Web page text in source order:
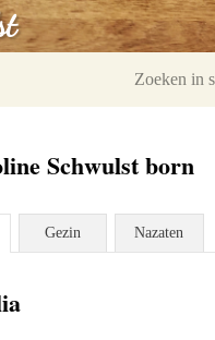
Schwulst born
Gezin Nazaten